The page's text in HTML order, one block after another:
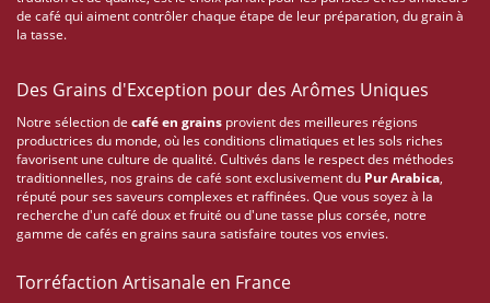
de café qui aiment contrôler chaque étape de leur préparation, du grain à
la tasse.
Des Grains d'Exception pour des Arômes Uniques
Notre sélection de café en grains provient des meilleures régions
productrices du monde, où les conditions climatiques et les sols riches
favorisent une culture de qualité. Cultivés dans le respect des méthodes
traditionnelles, nos grains de café sont exclusivement du Pur Arabica,
réputé pour ses saveurs complexes et raffinées. Que vous soyez à la
recherche d'un café doux et fruité ou d'une tasse plus corsée, notre
gamme de cafés en grains saura satisfaire toutes vos envies.
Torréfaction Artisanale en France